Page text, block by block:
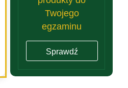
Twojego
egzaminu
Sprawdź